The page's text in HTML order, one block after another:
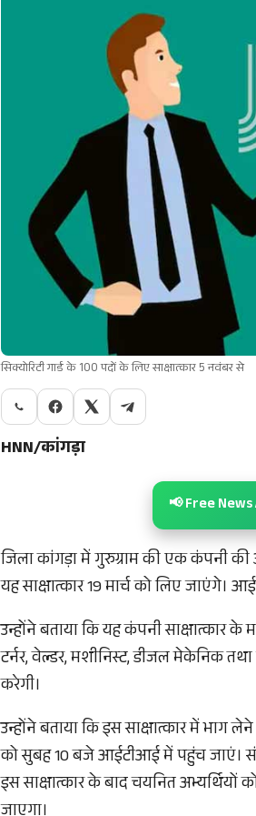
सिक्योरिटी गार्ड के 100 पदों के लिए साक्षात्कार 5 नवंबर से
HNN/कांगड़ा
📢 Free
जिला कांगड़ा में गुरुग्राम की एक कंपनी
यह साक्षात्कार 19 मार्च को लिए जाएंगे।
उन्होंने बताया कि यह कंपनी साक्षात्कार
टर्नर, वेल्डर, मशीनिस्ट, डीजल मेकेनिक
करेगी।
उन्होंने बताया कि इस साक्षात्कार में भाग
को सुबह 10 बजे आईटीआई में पहुंच जाएं।
इस साक्षात्कार के बाद चयनित अभ्यर्थियों